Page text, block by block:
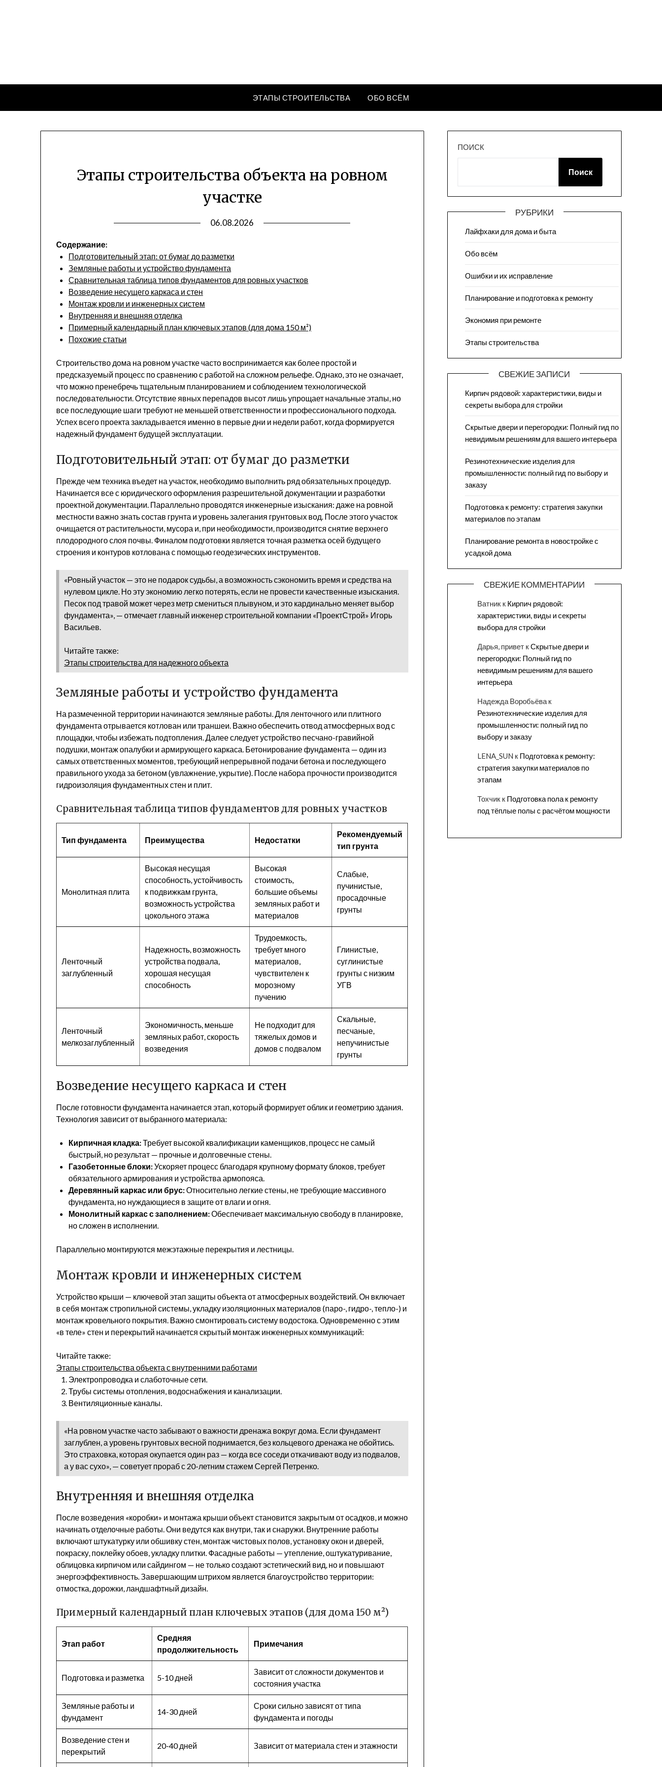
ЭТАПЫ СТРОИТЕЛЬСТВА ОБО ВСЁМ
Этапы строительства объекта на ровном
участке
06.08.2026
Содержание:
Подготовительный этап: от бумаг до разметки
Земляные работы и устройство фундамента
Сравнительная таблица типов фундаментов для ровных участков
Возведение несущего каркаса и стен
Монтаж кровли и инженерных систем
Внутренняя и внешняя отделка
Примерный календарный план ключевых этапов (для дома 150 м²)
Похожие статьи
Строительство дома на ровном участке часто воспринимается как более простой и
предсказуемый процесс по сравнению с работой на сложном рельефе. Однако, это не означает,
что можно пренебречь тщательным планированием и соблюдением технологической
последовательности. Отсутствие явных перепадов высот лишь упрощает начальные этапы, но
все последующие шаги требуют не меньшей ответственности и профессионального подхода.
Успех всего проекта закладывается именно в первые дни и недели работ, когда формируется
надежный фундамент будущей эксплуатации.
Подготовительный этап: от бумаг до разметки
Прежде чем техника въедет на участок, необходимо выполнить ряд обязательных процедур.
Начинается все с юридического оформления разрешительной документации и разработки
проектной документации. Параллельно проводятся инженерные изыскания: даже на ровной
местности важно знать состав грунта и уровень залегания грунтовых вод. После этого участок
очищается от растительности, мусора и, при необходимости, производится снятие верхнего
плодородного слоя почвы. Финалом подготовки является точная разметка осей будущего
строения и контуров котлована с помощью геодезических инструментов.
«Ровный участок — это не подарок судьбы, а возможность сэкономить время и средства на
нулевом цикле. Но эту экономию легко потерять, если не провести качественные изыскания.
Песок под травой может через метр смениться плывуном, и это кардинально меняет выбор
фундамента», — отмечает главный инженер строительной компании «ПроектСтрой» Игорь
Васильев.
Читайте также:
Этапы строительства для надежного объекта
Земляные работы и устройство фундамента
На размеченной территории начинаются земляные работы. Для ленточного или плитного
фундамента отрывается котлован или траншеи. Важно обеспечить отвод атмосферных вод с
площадки, чтобы избежать подтопления. Далее следует устройство песчано-гравийной
подушки, монтаж опалубки и армирующего каркаса. Бетонирование фундамента — один из
самых ответственных моментов, требующий непрерывной подачи бетона и последующего
правильного ухода за бетоном (увлажнение, укрытие). После набора прочности производится
гидроизоляция фундаментных стен и плит.
Сравнительная таблица типов фундаментов для ровных участков
Тип фундамента Преимущества Недостатки
Рекомендуемый
тип грунта
Монолитная плита
Высокая несущая
способность, устойчивость
к подвижкам грунта,
возможность устройства
цокольного этажа
Высокая
стоимость,
большие объемы
земляных работ и
материалов
Слабые,
пучинистые,
просадочные
грунты
Ленточный
заглубленный
Надежность, возможность
устройства подвала,
хорошая несущая
способность
Трудоемкость,
требует много
материалов,
чувствителен к
морозному
пучению
Глинистые,
суглинистые
грунты с низким
УГВ
Ленточный
мелкозаглубленный
Экономичность, меньше
земляных работ, скорость
возведения
Не подходит для
тяжелых домов и
домов с подвалом
Скальные,
песчаные,
непучинистые
грунты
Возведение несущего каркаса и стен
После готовности фундамента начинается этап, который формирует облик и геометрию здания.
Технология зависит от выбранного материала:
Кирпичная кладка:Требует высокой квалификации каменщиков, процесс не самый
быстрый, но результат — прочные и долговечные стены.
Газобетонные блоки:Ускоряет процесс благодаря крупному формату блоков, требует
обязательного армирования и устройства армопояса.
Деревянный каркас или брус:Относительно легкие стены, не требующие массивного
фундамента, но нуждающиеся в защите от влаги и огня.
Монолитный каркас с заполнением:Обеспечивает максимальную свободу в планировке,
но сложен в исполнении.
Параллельно монтируются межэтажные перекрытия и лестницы.
Монтаж кровли и инженерных систем
Устройство крыши — ключевой этап защиты объекта от атмосферных воздействий. Он включает
в себя монтаж стропильной системы, укладку изоляционных материалов (паро-, гидро-, тепло-) и
монтаж кровельного покрытия. Важно смонтировать систему водостока. Одновременно с этим
«в теле» стен и перекрытий начинается скрытый монтаж инженерных коммуникаций:
Читайте также:
Этапы строительства объекта с внутренними работами
Электропроводка и слаботочные сети.
Трубы системы отопления, водоснабжения и канализации.
Вентиляционные каналы.
«На ровном участке часто забывают о важности дренажа вокруг дома. Если фундамент
заглублен, а уровень грунтовых весной поднимается, без кольцевого дренажа не обойтись.
Это страховка, которая окупается один раз — когда все соседи откачивают воду из подвалов,
а у вас сухо», — советует прораб с 20-летним стажем Сергей Петренко.
Внутренняя и внешняя отделка
После возведения «коробки» и монтажа крыши объект становится закрытым от осадков, и можно
начинать отделочные работы. Они ведутся как внутри, так и снаружи. Внутренние работы
включают штукатурку или обшивку стен, монтаж чистовых полов, установку окон и дверей,
покраску, поклейку обоев, укладку плитки. Фасадные работы — утепление, оштукатуривание,
облицовка кирпичом или сайдингом — не только создают эстетический вид, но и повышают
энергоэффективность. Завершающим штрихом является благоустройство территории:
отмостка, дорожки, ландшафтный дизайн.
Примерный календарный план ключевых этапов (для дома 150 м²)
Этап работ
Средняя
продолжительность
Примечания
Подготовка и разметка 5-10 дней
Зависит от сложности документов и
состояния участка
Земляные работы и
фундамент
14-30 дней
Сроки сильно зависят от типа
фундамента и погоды
Возведение стен и
перекрытий
20-40 дней Зависит от материала стен и этажности
ПОИСК
Поиск
РУБРИКИ
Лайфхаки для дома и быта
Обо всём
Ошибки и их исправление
Планирование и подготовка к ремонту
Экономия при ремонте
Этапы строительства
СВЕЖИЕ ЗАПИСИ
Кирпич рядовой: характеристики, виды и
секреты выбора для стройки
Скрытые двери и перегородки: Полный гид по
невидимым решениям для вашего интерьера
Резинотехнические изделия для
промышленности: полный гид по выбору и
заказу
Подготовка к ремонту: стратегия закупки
материалов по этапам
Планирование ремонта в новостройке с
усадкой дома
СВЕЖИЕ КОММЕНТАРИИ
Ватникк Кирпич рядовой:
характеристики, виды и секреты
выбора для стройки
Дарья, приветкСкрытые двери и
перегородки: Полный гид по
невидимым решениям для вашего
интерьера
Надежда Воробьёвак
Резинотехнические изделия для
промышленности: полный гид по
выбору и заказу
LENA_SUN к Подготовка к ремонту:
стратегия закупки материалов по
этапам
Тохчикк Подготовка пола к ремонту
под тёплые полы с расчётом мощности